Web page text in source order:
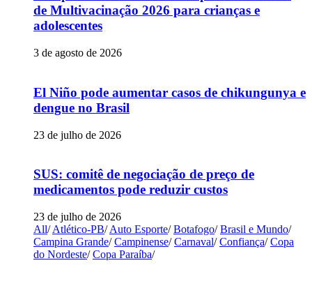
de Multivacinação 2026 para crianças e
adolescentes
3 de agosto de 2026
El Niño pode aumentar casos de chikungunya e
dengue no Brasil
23 de julho de 2026
SUS: comitê de negociação de preço de
medicamentos pode reduzir custos
23 de julho de 2026
All/ Atlético-PB/ Auto Esporte/ Botafogo/ Brasil e Mundo/
Campina Grande/ Campinense/ Carnaval/ Confiança/ Copa
do Nordeste/ Copa Paraíba/